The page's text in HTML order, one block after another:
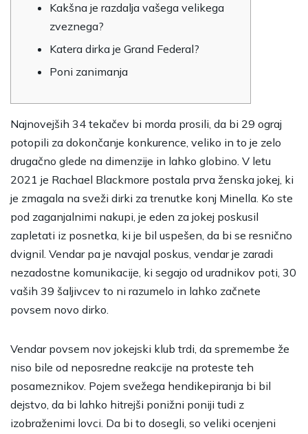
Kakšna je razdalja vašega velikega
zveznega?
Katera dirka je Grand Federal?
Poni zanimanja
Najnovejših 34 tekačev bi morda prosili, da bi 29 ograj
potopili za dokončanje konkurence, veliko in to je zelo
drugačno glede na dimenzije in lahko globino. V letu
2021 je Rachael Blackmore postala prva ženska jokej, ki
je zmagala na sveži dirki za trenutke konj Minella. Ko ste
pod zaganjalnimi nakupi, je eden za jokej poskusil
zapletati iz posnetka, ki je bil uspešen, da bi se resnično
dvignil. Vendar pa je navajal poskus, vendar je zaradi
nezadostne komunikacije, ki segajo od uradnikov poti, 30
vaših 39 šaljivcev to ni razumelo in lahko začnete
povsem novo dirko.
Vendar povsem nov jokejski klub trdi, da spremembe že
niso bile od neposredne reakcije na proteste teh
posameznikov. Pojem svežega hendikepiranja bi bil
dejstvo, da bi lahko hitrejši ponižni poniji tudi z
izobraženimi lovci. Da bi to dosegli, so veliki ocenjeni